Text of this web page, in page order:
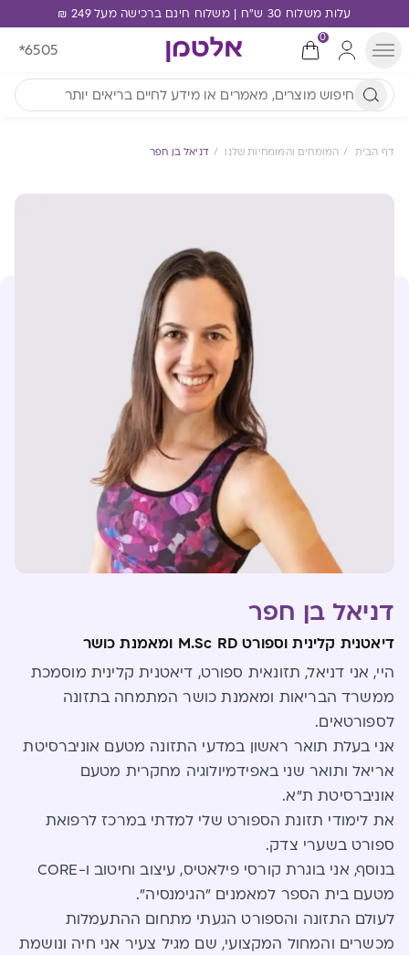
עלות משלוח 30 ש"ח | משלוח חינם ברכישה מעל 249 ₪
0
*6505
דף הבית המומחים והמומחיות שלנו דניאל בן חפר
דניאל בן חפר
דיאטנית קלינית וספורט M.Sc RD ומאמנת כושר
היי, אני דניאל, תזונאית ספורט, דיאטנית קלינית מוסמכת
ממשרד הבריאות ומאמנת כושר המתמחה בתזונה
לספורטאים.
אני בעלת תואר ראשון במדעי התזונה מטעם אוניברסיטת
אריאל ותואר שני באפידמיולוגיה מחקרית מטעם
אוניברסיטת ת"א.
את לימודי תזונת הספורט שלי למדתי במרכז לרפואת
ספורט בשערי צדק.
בנוסף, אני בוגרת קורסי פילאטיס, עיצוב וחיטוב ו-CORE
מטעם בית הספר למאמנים "הגימנסיה".
לעולם התזונה והספורט הגעתי מתחום ההתעמלות
מכשרים והמחול המקצועי, שם מגיל צעיר אני חיה ונושמת